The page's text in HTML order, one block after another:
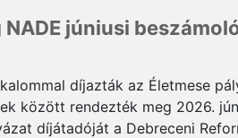
júniusi
díjazták az Életmese
között rendezték meg 2026.
díjátadóját a Debreceni